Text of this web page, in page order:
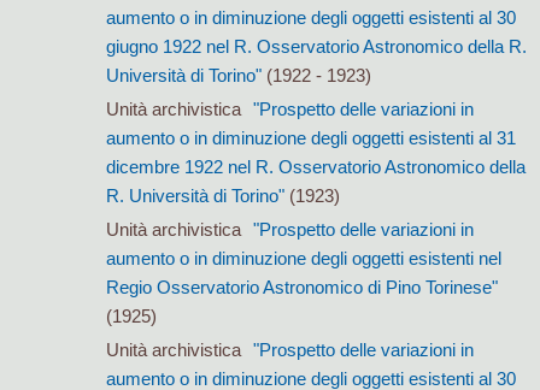
aumento o in diminuzione degli oggetti esistenti al 30
giugno 1922 nel R. Osservatorio Astronomico della R.
Università di Torino"(1922 - 1923)
Unità archivistica
"Prospetto delle variazioni in
aumento o in diminuzione degli oggetti esistenti al 31
dicembre 1922 nel R. Osservatorio Astronomico della
R. Università di Torino"(1923)
Unità archivistica
"Prospetto delle variazioni in
aumento o in diminuzione degli oggetti esistenti nel
Regio Osservatorio Astronomico di Pino Torinese"
(1925)
Unità archivistica
"Prospetto delle variazioni in
aumento o in diminuzione degli oggetti esistenti al 30